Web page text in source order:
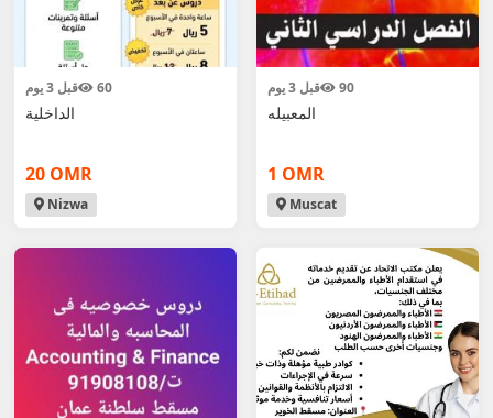
قبل 3 يوم 60
الداخلية
20 OMR
Nizwa
قبل 3 يوم 90
المعبيله
1 OMR
Muscat